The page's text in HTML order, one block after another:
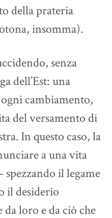
della prateria
insomma).
senza
dell’Est: una
cambiamento,
del versamento di
In questo caso, la
a una vita
il legame
il desiderio
loro e da ciò che